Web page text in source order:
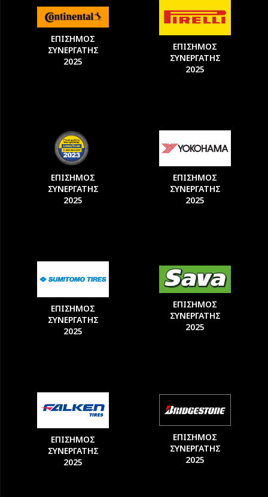
ΕΠΙΣΗΜΟΣ
ΣΥΝΕΡΓΑΤΗΣ
2025
ΕΠΙΣΗΜΟΣ
ΣΥΝΕΡΓΑΤΗΣ
2025
ΕΠΙΣΗΜΟΣ
ΣΥΝΕΡΓΑΤΗΣ
2025
ΕΠΙΣΗΜΟΣ
ΣΥΝΕΡΓΑΤΗΣ
2025
ΕΠΙΣΗΜΟΣ
ΣΥΝΕΡΓΑΤΗΣ
2025
ΕΠΙΣΗΜΟΣ
ΣΥΝΕΡΓΑΤΗΣ
2025
ΕΠΙΣΗΜΟΣ
ΣΥΝΕΡΓΑΤΗΣ
2025
ΕΠΙΣΗΜΟΣ
ΣΥΝΕΡΓΑΤΗΣ
2025